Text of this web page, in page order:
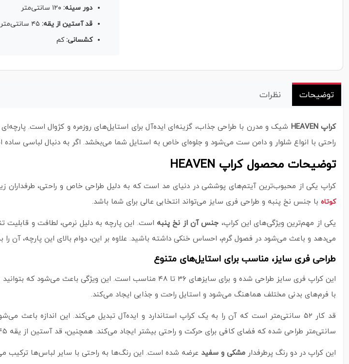
دور سینه:
قد آستین از یقه:
کشسانی: کم
توضیحات نظرات
کراپ HEAVEN
شیک و مدرن با طراحی جذاب، گزینه‌ای ایده‌آل برای استایل‌های روزمره و کژوال است.
راحتی با انواع شلوار و دامن ست می‌شود و جلوه‌ای خاص به استایل شما می‌بخشد. اگر به دنبال لباسی ساده
توضیحات محصول کراپ HEAVEN
کراپ یکی از محبوب‌ترین آیتم‌های پوششی در دنیای مد است که به دلیل طراحی خاص و راحتی، طرفداران
کوتاه با جنس نخ پنبه و طراحی فری سایز می‌تواند انتخابی عالی برای شما باشد.
یکی از مهم‌ترین ویژگی‌های این کراپ، جنس آن از نخ پنبه است. این پارچه به دلیل نرمی، لطافت و قابلیت
می‌دهد و باعث می‌شود در فصول گرم، احساس خنکی داشته باشید. علاوه بر این، دوام بالای این پارچه، آن را
طراحی فری سایز، مناسب برای استایل‌های متنوع
با فرم‌های بدنی مختلف هماهنگ می‌شود و استایل راحت و جذابی ایجاد می‌کند.
سانتی‌متر طراحی شده که فضای کافی برای حرکت و راحتی بیشتر ایجاد می‌کند. همچنین، قد آستین از یقه ۴۵ سانتی‌متر است که پوشش مناسبی برای استایل‌های نیمه‌رسمی و روزمره فراهم می‌آورد.
این کراپ در دو رنگ پرطرفدار مشکی و سفید عرضه شده است. این رنگ‌ها به راحتی با سایر لباس‌ها ترکیب